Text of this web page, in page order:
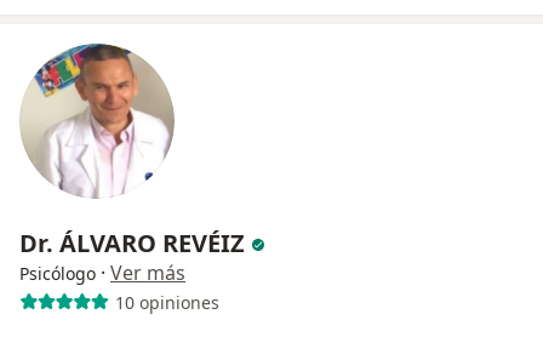
Dr. ÁLVARO REVÉIZ
Psicólogo · Ver más
10 opiniones